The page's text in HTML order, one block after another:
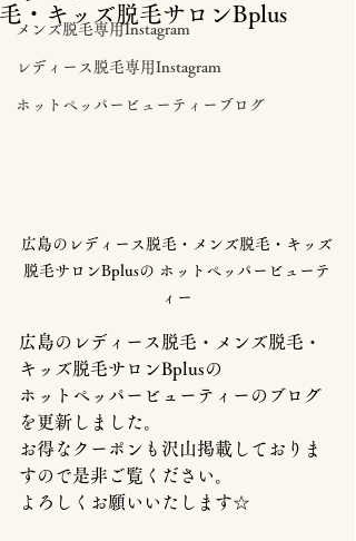
メンズ脱毛専用Instagram
レディース脱毛専用Instagram
ホットペッパービューティーブログ
毛・キッズ脱毛サロンBplus
広島のレディース脱毛・メンズ脱毛・キッズ
脱毛サロンBplusの ホットペッパービューテ
ィー
広島のレディース脱毛・メンズ脱毛・
キッズ脱毛サロンBplusの
ホットペッパービューティーのブログ
を更新しました。
お得なクーポンも沢山掲載しておりま
すので是非ご覧ください。
よろしくお願いいたします☆